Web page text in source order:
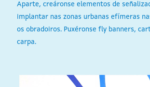
Aparte, creáronse elementos de
implantar nas zonas urbanas efímeras
os obradoiros. Puxéronse fly banners,
carpa.